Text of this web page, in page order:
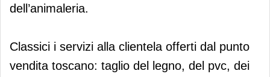
dell’animaleria.
Classici i servizi alla clientela offerti dal punto
vendita toscano: taglio del legno, del pvc, dei